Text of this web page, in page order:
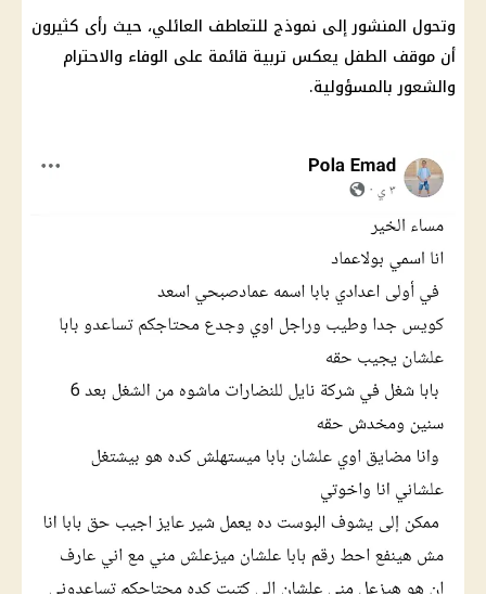
وتحول المنشور إلى نموذج للتعاطف العائلي، حيث رأى كثيرون
أن موقف الطفل يعكس تربية قائمة على الوفاء والاحترام
والشعور بالمسؤولية.